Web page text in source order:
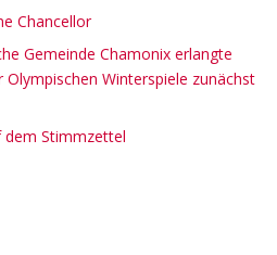
Chancellor
Gemeinde Chamonix erlangte
Olympischen Winterspiele zunächst
Stimmzettel